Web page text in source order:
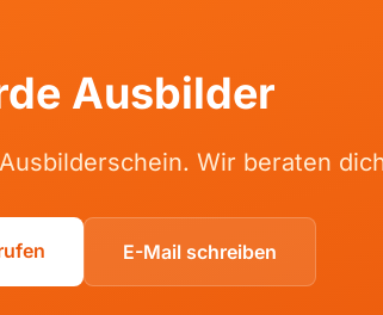
Ausbilder
Wir beraten
E-Mail schreiben